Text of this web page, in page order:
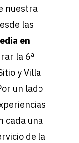
nuestra
las
en
la 6ª
y Villa
un lado
cada una
de la